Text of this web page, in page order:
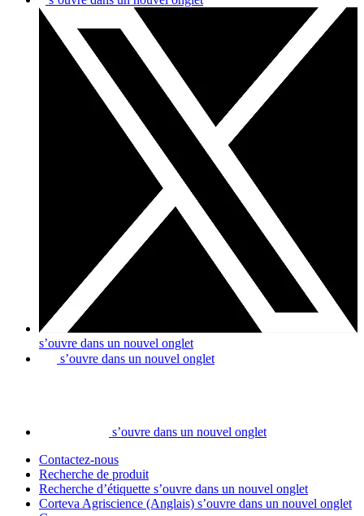
s’ouvre dans un nouvel onglet
s’ouvre dans un nouvel onglet
s’ouvre dans un nouvel onglet
Contactez-nous
Recherche de produit
Recherche d’étiquette s’ouvre dans un nouvel onglet
Corteva Agriscience (Anglais) s’ouvre dans un nouvel onglet